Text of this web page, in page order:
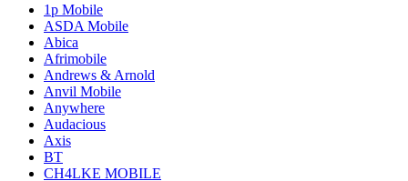
1p Mobile
ASDA Mobile
Abica
Afrimobile
Andrews & Arnold
Anvil Mobile
Anywhere
Audacious
Axis
BT
CH4LKE MOBILE